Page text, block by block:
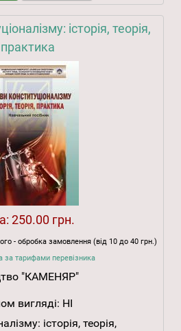
історія, теорія,
практика
250.00 грн.
- обробка замовлення (від 10 до 40 грн.)
за тарифами перевізника
"КАМЕНЯР"
вигляді: НІ
історія, теорія,